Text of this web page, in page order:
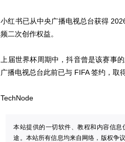
小红书已从中央广播电视总台获得
频二次创作权益。
上届世界杯周期中，抖音曾是该赛事
广播电视总台此前已与 FIFA 签约，取
TechNode
本站提供的一切软件、教程和内容信
途。本站所有信息均来自网络，版权争